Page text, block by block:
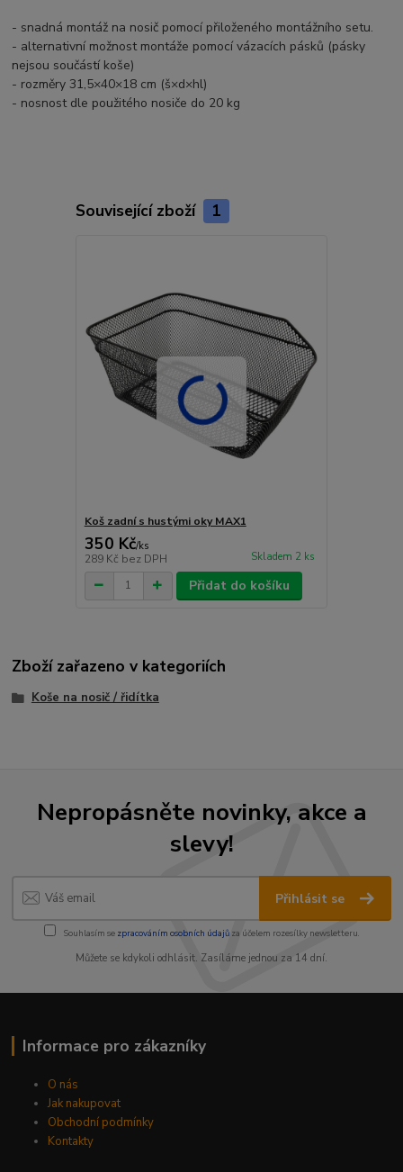
- snadná montáž na nosič pomocí přiloženého montážního setu.
- alternativní možnost montáže pomocí vázacích pásků (pásky
nejsou součástí koše)
- rozměry 31,5×40×18 cm (š×d×hl)
- nosnost dle použitého nosiče do 20 kg
Související zboží 1
Koš zadní s hustými oky MAX1
350 Kč/ks
289 Kč bez DPH Skladem 2 ks
Přidat do košíku
Zboží zařazeno v kategoriích
Koše na nosič / řidítka
Nepropásněte novinky, akce a
slevy!
Přihlásit se
Souhlasím se zpracováním osobních údajůza účelem rozesílky newsletteru.
Můžete se kdykoli odhlásit. Zasíláme jednou za 14 dní.
Informace pro zákazníky
O nás
Jak nakupovat
Obchodní podmínky
Kontakty